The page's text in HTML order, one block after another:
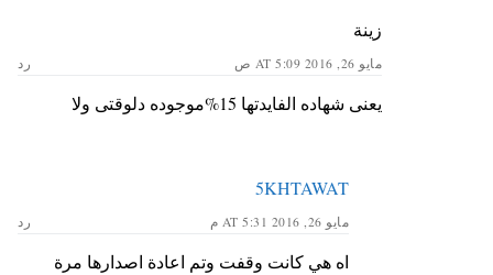
زينة
مايو 26, 2016 AT 5:09 ص رد
يعنى شهاده الفايدتها 15%موجوده دلوقتى ولا
5KHTAWAT
مايو 26, 2016 AT 5:31 م رد
اه هي كانت وقفت وتم اعادة اصدارها مرة